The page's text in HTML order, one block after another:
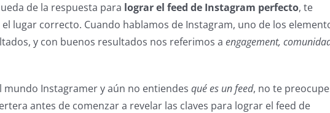
de la respuesta para lograr el feed de Instagram perfecto, te
lugar correcto. Cuando hablamos de Instagram, uno de los
y con buenos resultados nos referimos a engagement,
Instagramer y aún no entiendes qué es un feed, no te
antes de comenzar a revelar las claves para lograr el feed de